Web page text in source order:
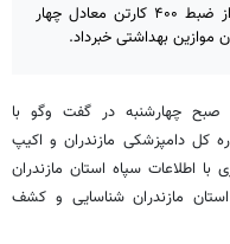
ساری- مدیرکل دامپزشکی استان مازندران از ضبط ۴۰۰ کارتن معادل چهار
صبح چهارشنبه در گفت وگو با
کل دامپزشکی مازندران و اکیپ
اطلاعات سپاه استان مازندران
مازندران شناسایی و کشف